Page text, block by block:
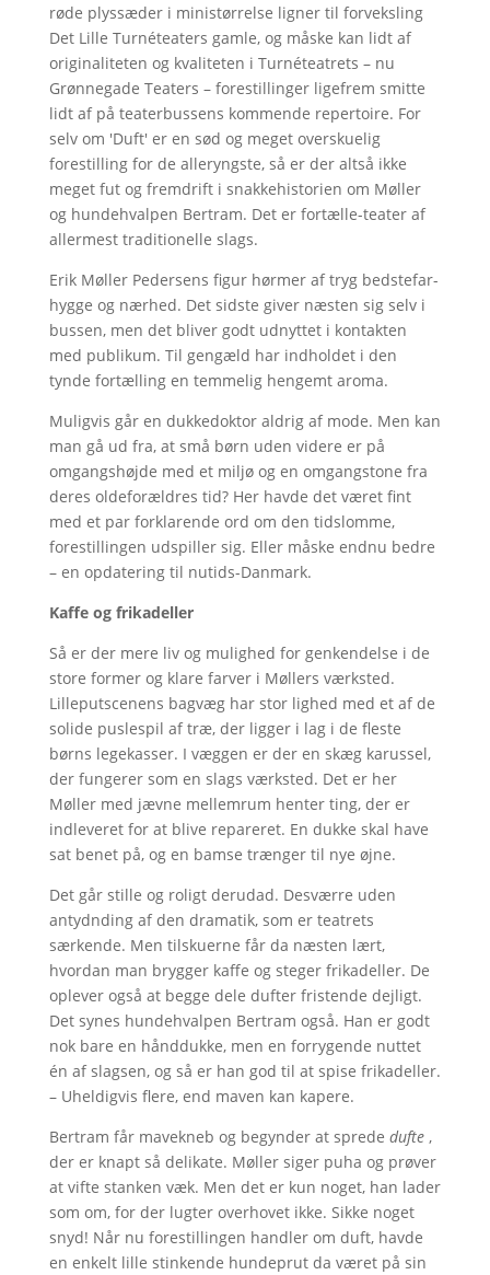
røde plyssæder i ministørrelse ligner til forveksling
Det Lille Turnéteaters gamle, og måske kan lidt af
originaliteten og kvaliteten i Turnéteatrets – nu
Grønnegade Teaters – forestillinger ligefrem smitte
lidt af på teaterbussens kommende repertoire. For
selv om 'Duft' er en sød og meget overskuelig
forestilling for de alleryngste, så er der altså ikke
meget fut og fremdrift i snakkehistorien om Møller
og hundehvalpen Bertram. Det er fortælle-teater af
allermest traditionelle slags.
Erik Møller Pedersens figur hørmer af tryg bedstefar-
hygge og nærhed. Det sidste giver næsten sig selv i
bussen, men det bliver godt udnyttet i kontakten
med publikum. Til gengæld har indholdet i den
tynde fortælling en temmelig hengemt aroma.
Muligvis går en dukkedoktor aldrig af mode. Men kan
man gå ud fra, at små børn uden videre er på
omgangshøjde med et miljø og en omgangstone fra
deres oldeforældres tid? Her havde det været fint
med et par forklarende ord om den tidslomme,
forestillingen udspiller sig. Eller måske endnu bedre
– en opdatering til nutids-Danmark.
Kaffe og frikadeller
Så er der mere liv og mulighed for genkendelse i de
store former og klare farver i Møllers værksted.
Lilleputscenens bagvæg har stor lighed med et af de
solide puslespil af træ, der ligger i lag i de fleste
børns legekasser. I væggen er der en skæg karussel,
der fungerer som en slags værksted. Det er her
Møller med jævne mellemrum henter ting, der er
indleveret for at blive repareret. En dukke skal have
sat benet på, og en bamse trænger til nye øjne.
Det går stille og roligt derudad. Desværre uden
antydnding af den dramatik, som er teatrets
særkende. Men tilskuerne får da næsten lært,
hvordan man brygger kaffe og steger frikadeller. De
oplever også at begge dele dufter fristende dejligt.
Det synes hundehvalpen Bertram også. Han er godt
nok bare en hånddukke, men en forrygende nuttet
én af slagsen, og så er han god til at spise frikadeller.
– Uheldigvis flere, end maven kan kapere.
Bertram får mavekneb og begynder at sprede dufte,
der er knapt så delikate. Møller siger puha og prøver
at vifte stanken væk. Men det er kun noget, han lader
som om, for der lugter overhovet ikke. Sikke noget
snyd! Når nu forestillingen handler om duft, havde
en enkelt lille stinkende hundeprut da været på sin